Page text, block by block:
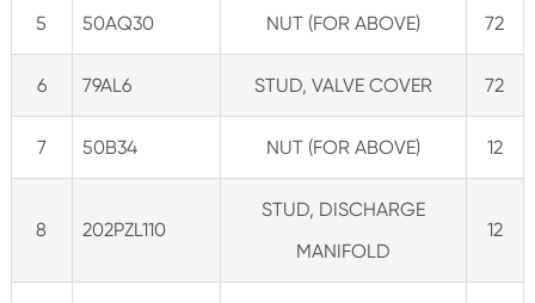
5 50AQ30 NUT (FOR ABOVE) 72
6 79AL6 STUD, VALVE COVER 72
7 50B34 NUT (FOR ABOVE) 12
8 202PZL110
STUD, DISCHARGE
MANIFOLD
12